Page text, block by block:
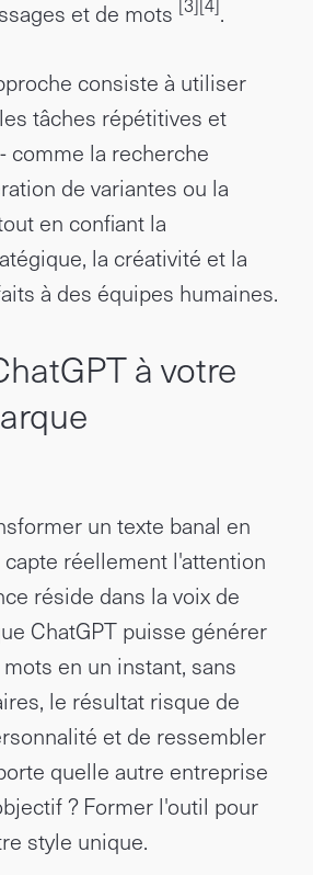
et de mots [3] [4] .
consiste à utiliser
tâches répétitives et
comme la recherche
de variantes ou la
en confiant la
la créativité et la
à des équipes humaines.
à votre
un texte banal en
réellement l'attention
réside dans la voix de
ChatGPT puisse générer
en un instant, sans
le résultat risque de
et de ressembler
quelle autre entreprise
? Former l'outil pour
style unique.